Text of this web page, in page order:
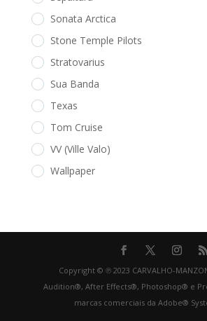
Sonata Arctica
Stone Temple Pilots
Stratovarius
Sua Banda
Texas
Tom Cruise
VV (Ville Valo)
Wallpaper
Copyright © ℗ 2023 CARVALHO-
Audition®, After Effects®, Photoshop® e
marcas comerciais da Adobe®